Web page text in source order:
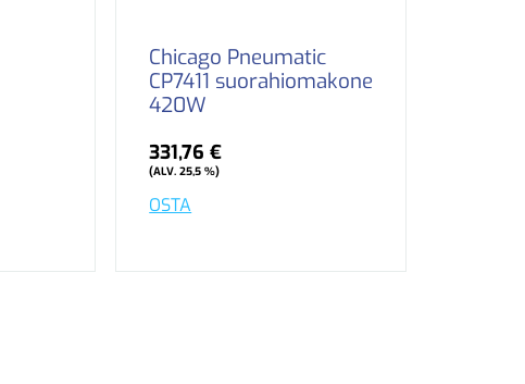
Chicago Pneumatic
CP7411 suorahiomakone
420W
331,76 €
(ALV. 25,5 %)
OSTA